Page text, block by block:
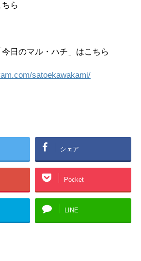
ら
日のマル・ハチ」はこちら
satoekawakami/
シェア
Pocket
LINE